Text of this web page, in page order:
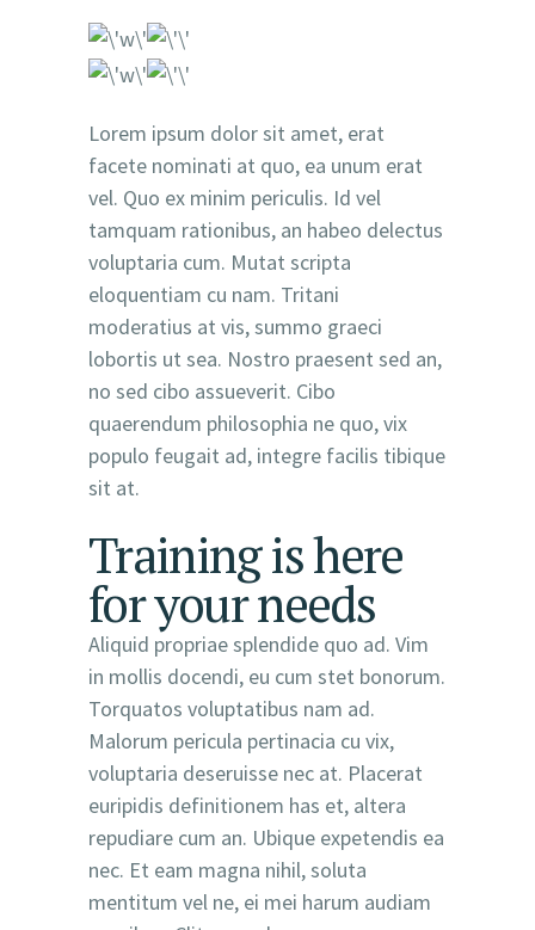
Lorem ipsum dolor sit amet, erat
facete nominati at quo, ea unum erat
vel. Quo ex minim periculis. Id vel
tamquam rationibus, an habeo delectus
voluptaria cum. Mutat scripta
eloquentiam cu nam. Tritani
moderatius at vis, summo graeci
lobortis ut sea. Nostro praesent sed an,
no sed cibo assueverit. Cibo
quaerendum philosophia ne quo, vix
populo feugait ad, integre facilis tibique
sit at.
Training is here
for your needs
Aliquid propriae splendide quo ad. Vim
in mollis docendi, eu cum stet bonorum.
Torquatos voluptatibus nam ad.
Malorum pericula pertinacia cu vix,
voluptaria deseruisse nec at. Placerat
euripidis definitionem has et, altera
repudiare cum an. Ubique expetendis ea
nec. Et eam magna nihil, soluta
mentitum vel ne, ei mei harum audiam